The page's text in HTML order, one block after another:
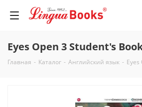
Eyes Open 3 Student's
Главная - Каталог - Английский язык - Eyes